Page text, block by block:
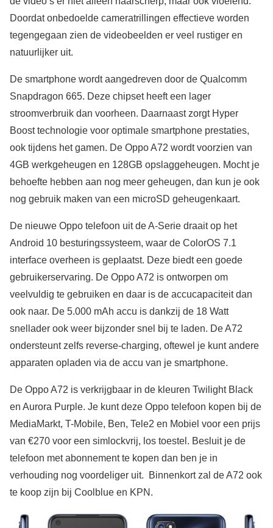
Doordat onbedoelde cameratrillingen effectieve worden
tegengegaan zien de videobeelden er veel rustiger en
natuurlijker uit.
De smartphone wordt aangedreven door de Qualcomm
Snapdragon 665. Deze chipset heeft een lager
stroomverbruik dan voorheen. Daarnaast zorgt Hyper
Boost technologie voor optimale smartphone prestaties,
ook tijdens het gamen. De Oppo A72 wordt voorzien van
4GB werkgeheugen en 128GB opslaggeheugen. Mocht je
behoefte hebben aan nog meer geheugen, dan kun je ook
nog gebruik maken van een microSD geheugenkaart.
De nieuwe Oppo telefoon uit de A-Serie draait op het
Android 10 besturingssysteem, waar de ColorOS 7.1
interface overheen is geplaatst. Deze biedt een goede
gebruikerservaring. De Oppo A72 is ontworpen om
veelvuldig te gebruiken en daar is de accucapaciteit dan
ook naar. De 5.000 mAh accu is dankzij de 18 Watt
snellader ook weer bijzonder snel bij te laden. De A72
ondersteunt zelfs reverse-charging, oftewel je kunt andere
apparaten opladen via de accu van je smartphone.
De Oppo A72 is verkrijgbaar in de kleuren Twilight Black
en Aurora Purple. Je kunt deze Oppo telefoon kopen bij de
MediaMarkt, T-Mobile, Ben, Tele2 en Mobiel voor een prijs
van €270 voor een simlockvrij, los toestel. Besluit je de
telefoon met abonnement te kopen dan ben je in
verhouding nog voordeliger uit. Binnenkort zal de A72 ook
te koop zijn bij Coolblue en KPN.